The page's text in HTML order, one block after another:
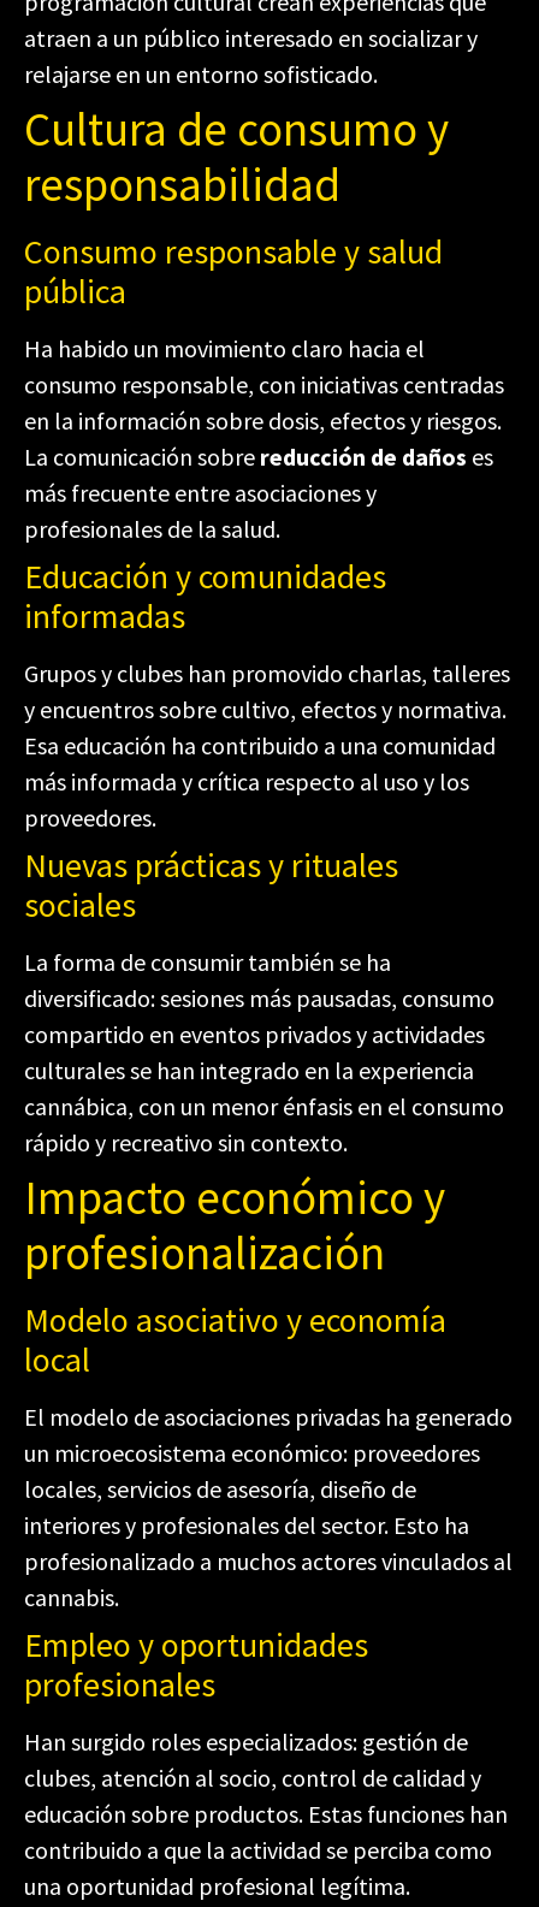
atraen a un público interesado en socializar y
relajarse en un entorno sofisticado.
Cultura de consumo y
responsabilidad
Consumo responsable y salud
pública
Ha habido un movimiento claro hacia el
consumo responsable, con iniciativas centradas
en la información sobre dosis, efectos y riesgos.
La comunicación sobre reducción de daños es
más frecuente entre asociaciones y
profesionales de la salud.
Educación y comunidades
informadas
Grupos y clubes han promovido charlas, talleres
y encuentros sobre cultivo, efectos y normativa.
Esa educación ha contribuido a una comunidad
más informada y crítica respecto al uso y los
proveedores.
Nuevas prácticas y rituales
sociales
La forma de consumir también se ha
diversificado: sesiones más pausadas, consumo
compartido en eventos privados y actividades
culturales se han integrado en la experiencia
cannábica, con un menor énfasis en el consumo
rápido y recreativo sin contexto.
Impacto económico y
profesionalización
Modelo asociativo y economía
local
El modelo de asociaciones privadas ha generado
un microecosistema económico: proveedores
locales, servicios de asesoría, diseño de
interiores y profesionales del sector. Esto ha
profesionalizado a muchos actores vinculados al
cannabis.
Empleo y oportunidades
profesionales
Han surgido roles especializados: gestión de
clubes, atención al socio, control de calidad y
educación sobre productos. Estas funciones han
contribuido a que la actividad se perciba como
una oportunidad profesional legítima.